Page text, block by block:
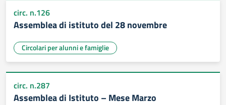
circ. n.126
Assemblea di istituto del 28 novembre
Circolari per alunni e famiglie
circ. n.287
Assemblea di Istituto – Mese Marzo